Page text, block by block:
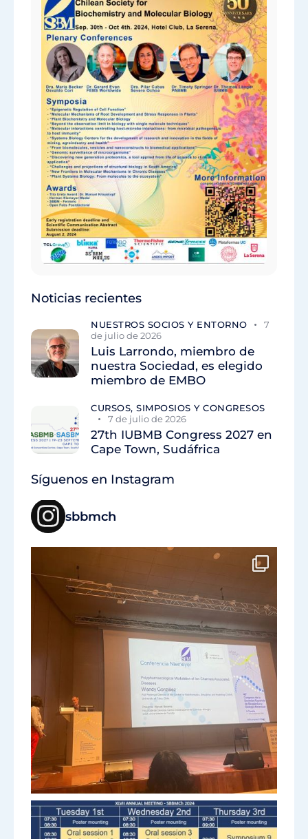
Noticias recientes
NUESTROS SOCIOS Y ENTORNO
7
de julio de 2026
Luis Larrondo, miembro de
nuestra Sociedad, es elegido
miembro de EMBO
CURSOS, SIMPOSIOS Y CONGRESOS
7 de julio de 2026
27th IUBMB Congress 2027 en
Cape Town, Sudáfrica
Síguenos en Instagram
sbbmch